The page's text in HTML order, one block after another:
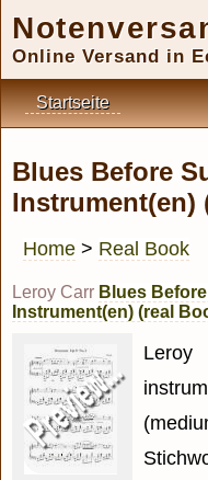
Online Versand in
Startseite
Blues Before
Instrument(en)
Home > Real Book
Leroy Carr Blues
Instrument(en) (real